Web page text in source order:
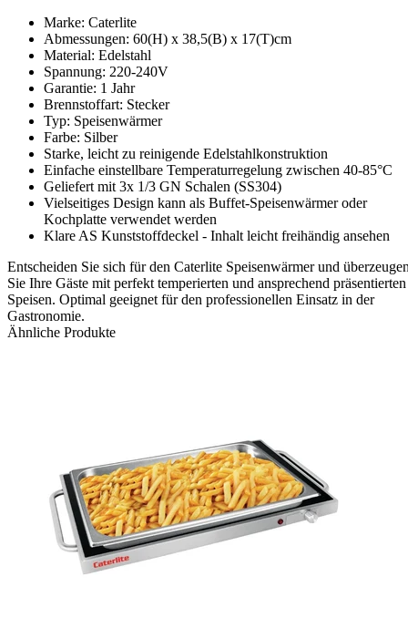
Marke: Caterlite
Abmessungen: 60(H) x 38,5(B) x 17(T)cm
Material: Edelstahl
Spannung: 220-240V
Garantie: 1 Jahr
Brennstoffart: Stecker
Typ: Speisenwärmer
Farbe: Silber
Starke, leicht zu reinigende Edelstahlkonstruktion
Einfache einstellbare Temperaturregelung zwischen 40-85°C
Geliefert mit 3x 1/3 GN Schalen (SS304)
Vielseitiges Design kann als Buffet-Speisenwärmer oder
Kochplatte verwendet werden
Klare AS Kunststoffdeckel - Inhalt leicht freihändig ansehen
Entscheiden Sie sich für den Caterlite Speisenwärmer und
Sie Ihre Gäste mit perfekt temperierten und ansprechend präsentierten
Speisen. Optimal geeignet für den professionellen Einsatz in der
Gastronomie.
Ähnliche Produkte